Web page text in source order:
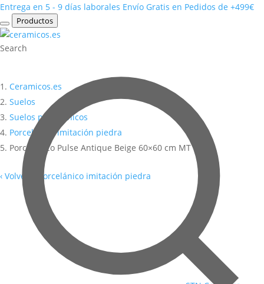
Entrega en 5 - 9 días laborales Envío Gratis en Pedidos de +499€
Productos
Search
Ceramicos.es
Suelos
Suelos porcelánicos
Porcelánico imitación piedra
Porcelánico Pulse Antique Beige 60×60 cm MT Inout
‹ Volver a Porcelánico imitación piedra